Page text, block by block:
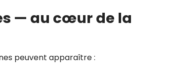
— au cœur de la
peuvent apparaître :
Votre adresse email sera utilisée par Digital Prisma